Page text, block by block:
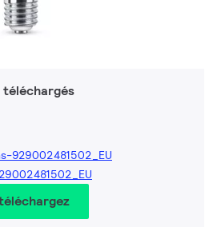
téléchargés
929002481502_EU